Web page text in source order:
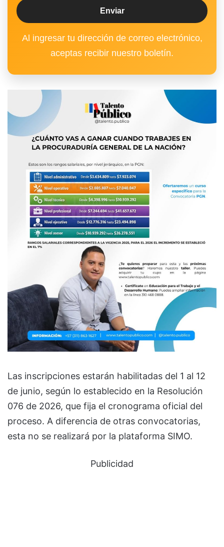
Al ingresar tu dirección de correo electrónico,
aceptas recibir nuestro boletín.
Las inscripciones estarán habilitadas del 1 al 12
de junio, según lo establecido en la Resolución
076 de 2026, que fija el cronograma oficial del
proceso. A diferencia de otras convocatorias,
esta no se realizará por la plataforma SIMO.
Publicidad